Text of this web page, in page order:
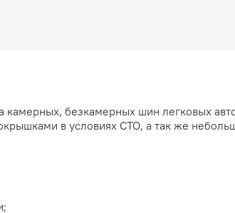
камерных, безкамерных шин легковых
в условиях СТО, а так же